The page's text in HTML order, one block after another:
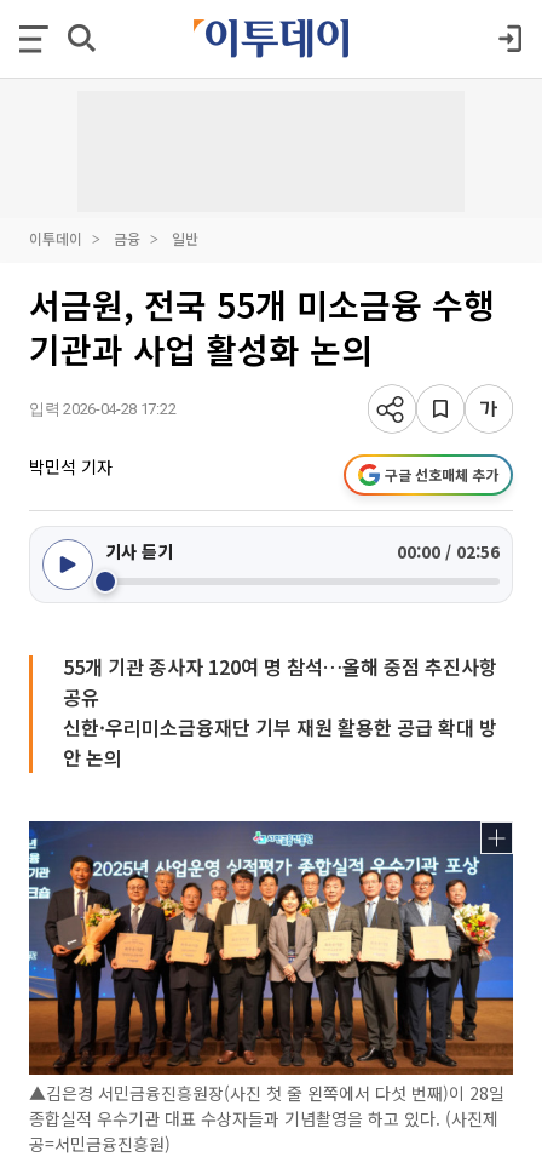
이투데이 금융 일반
서금원, 전국 55개 미소금융 수행
기관과 사업 활성화 논의
입력 2026-04-28 17:22
박민석 기자 구글 선호매체 추가
기사 듣기 00:00 / 02:56
55개 기관 종사자 120여 명 참석…올해 중점 추진사항
공유
신한·우리미소금융재단 기부 재원 활용한 공급 확대 방
안 논의
▲김은경 서민금융진흥원장(사진 첫 줄 왼쪽에서 다섯 번째)이 28일
종합실적 우수기관 대표 수상자들과 기념촬영을 하고 있다. (사진제
공=서민금융진흥원)